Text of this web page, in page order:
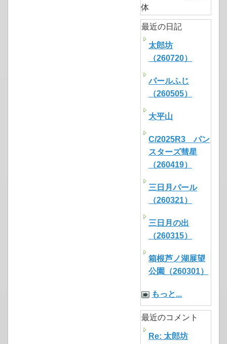
体
最近の日記
太郎坊
（260720）
パールふじ
（260505）
大平山
C/2025R3 パン
スターズ彗星
（260419）
三日月パール
（260321）
三日月の出
（260315）
箱根芦ノ湖展望
公園（260301）
もっと...
最近のコメント
Re: 太郎坊